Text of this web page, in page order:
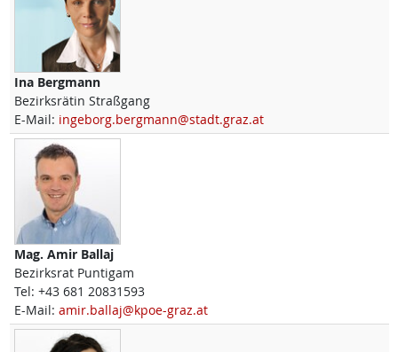
Ina Bergmann
Bezirksrätin Straßgang
E-Mail: ingeborg.bergmann@stadt.graz.at
Mag. Amir Ballaj
Bezirksrat Puntigam
Tel: +43 681 20831593
E-Mail: amir.ballaj@kpoe-graz.at